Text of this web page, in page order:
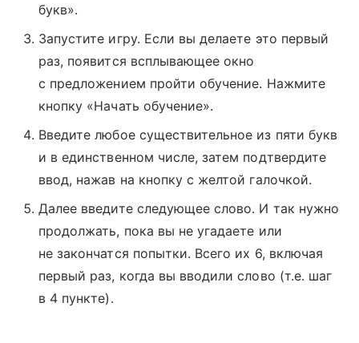
букв».
Запустите игру. Если вы делаете это первый
раз, появится всплывающее окно
с предложением пройти обучение. Нажмите
кнопку «Начать обучение».
Введите любое существительное из пяти букв
и в единственном числе, затем подтвердите
ввод, нажав на кнопку с желтой галочкой.
Далее введите следующее слово. И так нужно
продолжать, пока вы не угадаете или
не закончатся попытки. Всего их 6, включая
первый раз, когда вы вводили слово (т.е. шаг
в 4 пункте).